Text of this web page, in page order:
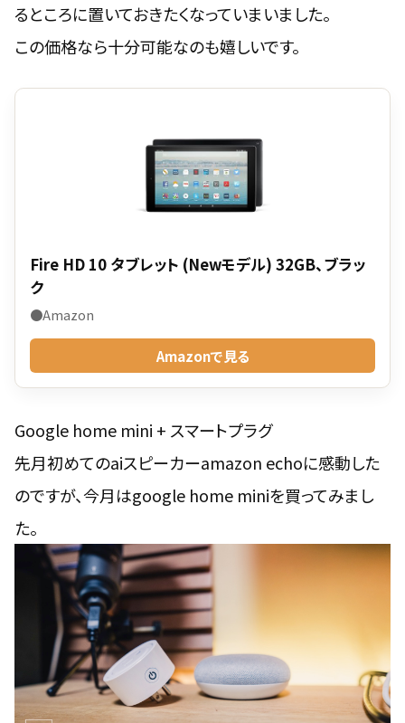
るところに置いておきたくなっていまいました。
この価格なら十分可能なのも嬉しいです。
Fire HD 10 タブレット (Newモデル) 32GB、ブラッ
ク
●Amazon
Amazonで見る
Google home mini + スマートプラグ
先月初めてのaiスピーカーamazon echoに感動した
のですが、今月はgoogle home miniを買ってみまし
た。